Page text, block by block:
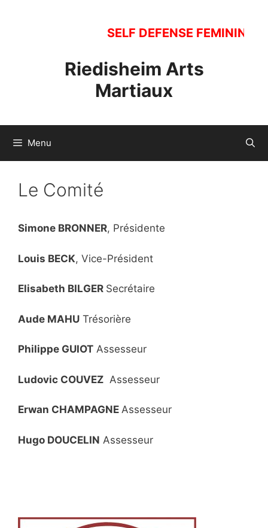
SELF DEFENSE
Riedisheim Arts
Martiaux
Menu
Le Comité
Simone BRONNER, Présidente
Louis BECK, Vice-Président
Elisabeth BILGER Secrétaire
Aude MAHU Trésorière
Philippe GUIOT Assesseur
Ludovic COUVEZ Assesseur
Erwan CHAMPAGNE Assesseur
Hugo DOUCELIN Assesseur